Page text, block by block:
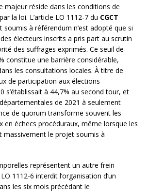
majeur réside dans les conditions de
la loi. L’article LO 1112-7 du CGCT
soumis à référendum n’est adopté que si
électeurs inscrits a pris part au scrutin
des suffrages exprimés. Ce seuil de
constitue une barrière considérable,
les consultations locales. À titre de
de participation aux élections
s’établissait à 44,7% au second tour, et
de 2021 à seulement
de quorum transforme souvent les
en échecs procéduraux, même lorsque les
massivement le projet soumis à
représentent un autre frein
1112-6 interdit l’organisation d’un
les six mois précédant le